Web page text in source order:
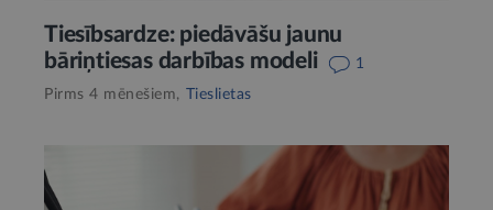
Tiesībsardze: piedāvāšu jaunu
bāriņtiesas darbības modeli
1
Pirms 4 mēnešiem, Tieslietas